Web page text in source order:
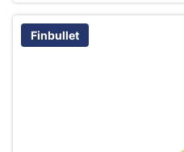
Finbullet